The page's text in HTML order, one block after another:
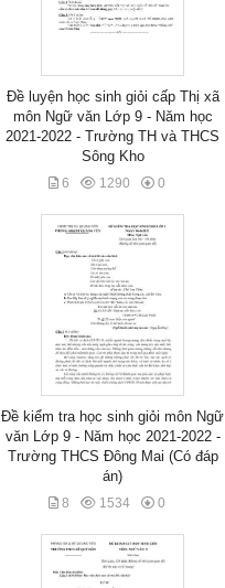
Đề luyện học sinh giỏi cấp Thị xã
môn Ngữ văn Lớp 9 - Năm học
2021-2022 - Trường TH và THCS
Sông Kho
6 1290 0
Đề kiểm tra học sinh giỏi môn Ngữ
văn Lớp 9 - Năm học 2021-2022 -
Trường THCS Đông Mai (Có đáp
án)
8 1534 0